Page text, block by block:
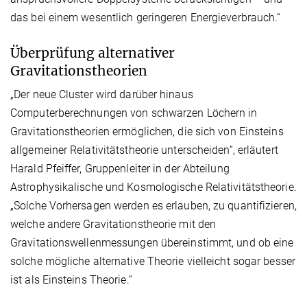
das bei einem wesentlich geringeren Energieverbrauch.“
Überprüfung alternativer
Gravitationstheorien
„Der neue Cluster wird darüber hinaus
Computerberechnungen von schwarzen Löchern in
Gravitationstheorien ermöglichen, die sich von Einsteins
allgemeiner Relativitätstheorie unterscheiden“, erläutert
Harald Pfeiffer, Gruppenleiter in der Abteilung
Astrophysikalische und Kosmologische Relativitätstheorie.
„Solche Vorhersagen werden es erlauben, zu quantifizieren,
welche andere Gravitationstheorie mit den
Gravitationswellenmessungen übereinstimmt, und ob eine
solche mögliche alternative Theorie vielleicht sogar besser
ist als Einsteins Theorie.“